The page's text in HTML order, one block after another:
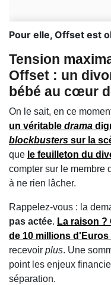
Pour elle, Offset est
Tension
Offset : un
bébé au cœur
On le sait, en ce
un véritable drama
blockbusters sur la
que le feuilleton du
compter sur le membre
à ne rien lâcher.
Rappelez-vous : la
pas actée. La raison ?
de 10 millions d'Euros
recevoir plus. Une
point les enjeux
séparation.